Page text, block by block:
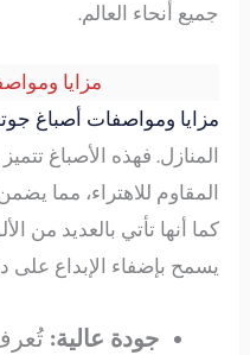
جميع أنحاء العالم.
مزايا
مزايا ومواصفات أصباغ
المنازل. فهذه الأصباغ
المقاوم للاهتراء، مما
كما أنها تأتي بالعديد من
يسمح بإضفاء الإبداع على
جودة عالية: